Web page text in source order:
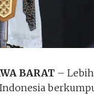
BARAT– Lebih